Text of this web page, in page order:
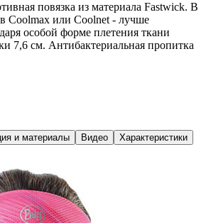
повязка из материала Fastwick. В
Coolmax или Coolnet - лучше
особой форме плетения ткани
7,6 см. Антибактериальная пропитка
и материалы Видео
Характеристики